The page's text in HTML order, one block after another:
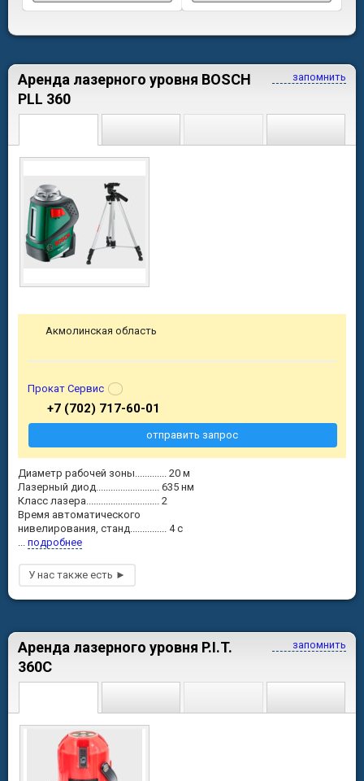
запомнить
Аренда лазерного уровня BOSCH
PLL 360
Диаметр рабочей зоны............. 20 м
Лазерный диод.......................... 635 нм
Класс лазера.............................. 2
Время автоматического
нивелирования, станд............... 4 с
... подробнее
Акмолинская область
Прокат Сервис
+7 (702) 717-60-01
отправить запрос
запомнить
Аренда лазерного уровня P.I.T.
360C